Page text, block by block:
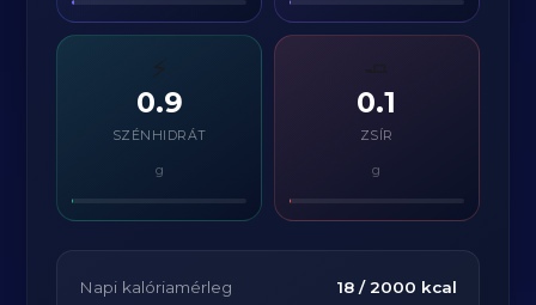
⚡
0.9
SZÉNHIDRÁT
g
0.1
ZSÍR
g
Napi kalóriamérleg 18/ 2000 kcal